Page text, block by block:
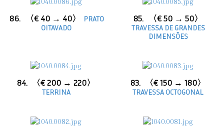
86. 〈€ 40 → 40〉
PRATO
OITAVADO
85. 〈€ 50 → 50〉
TRAVESSA DE GRANDES
DIMENSÕES
84. 〈€ 200 → 220〉
TERRINA
83. 〈€ 150 → 180〉
TRAVESSA OCTOGONAL